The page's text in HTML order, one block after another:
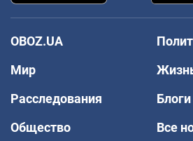
OBOZ.UA
Мир
Расследования
Блоги
Общество
Все